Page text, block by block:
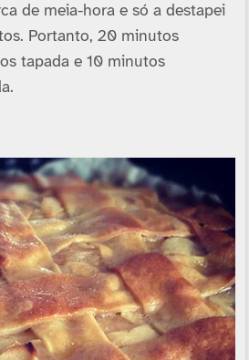
de meia-hora e só a destapei
Portanto, 20 minutos
tapada e 10 minutos